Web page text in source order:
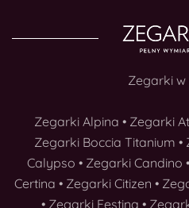
Zegarki w
Zegarki Alpina • Zegarki
Zegarki Boccia Titanium •
Calypso • Zegarki Candino •
Certina • Zegarki Citizen •
• Zegarki Festina •